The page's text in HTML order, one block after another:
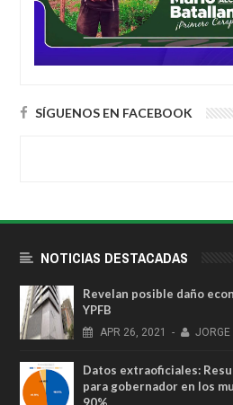
SÍGUENOS EN FACEBOOK
NOTICIAS DESTACADAS
Revelan posible daño
YPFB
APR 26, 2021 -
Datos extraoficiales:
para gobernador en los